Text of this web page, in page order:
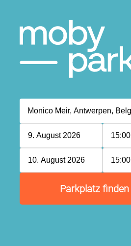
9. August 2026 15:00
10. August 2026 15:00
Parkplatz finden